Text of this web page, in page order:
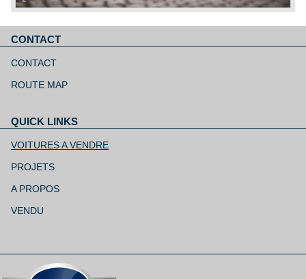
CONTACT
au
CONTACT
ROUTE MAP
QUICK LINKS
au
VOITURES A VENDRE
PROJETS
A PROPOS
VENDU